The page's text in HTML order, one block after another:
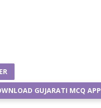
GUJARATI MCQ APP